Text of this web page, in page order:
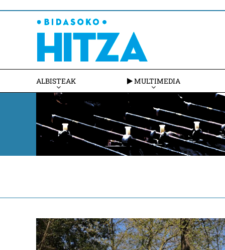
ALBISTEAK MULTIMEDIA